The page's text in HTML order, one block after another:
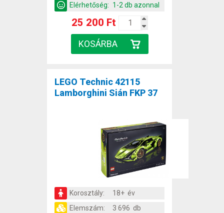
Elérhetőség: 1-2 db azonnal
25 200 Ft
LEGO Technic 42115
Lamborghini Sián FKP 37
Korosztály:
18+ év
Elemszám:
3 696 db